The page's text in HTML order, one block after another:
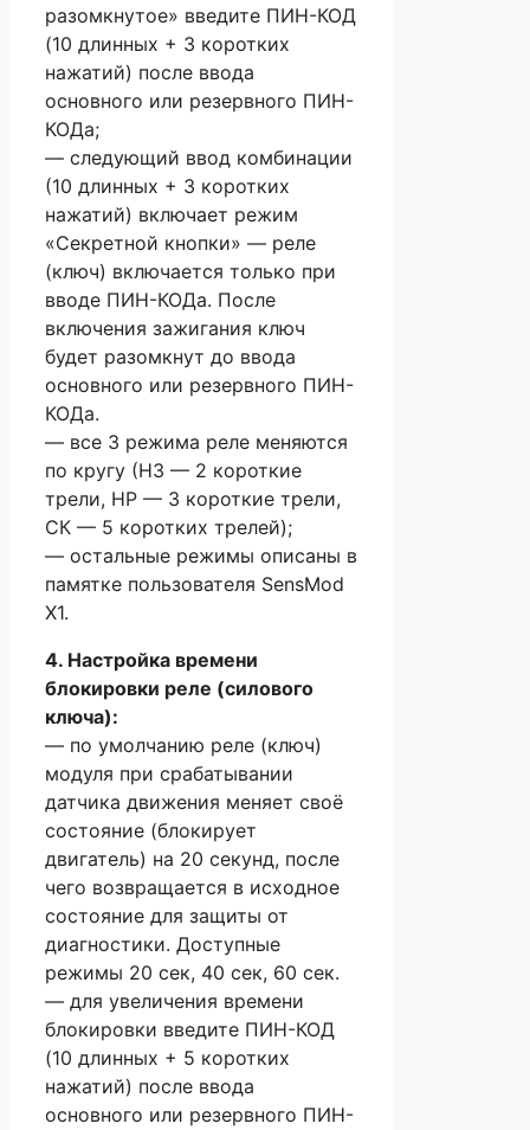
разомкнутое» введите ПИН-КОД
(10 длинных + 3 коротких
нажатий) после ввода
основного или резервного ПИН-
КОДа;
— следующий ввод комбинации
(10 длинных + 3 коротких
нажатий) включает режим
«Секретной кнопки» — реле
(ключ) включается только при
вводе ПИН-КОДа. После
включения зажигания ключ
будет разомкнут до ввода
основного или резервного ПИН-
КОДа.
— все 3 режима реле меняются
по кругу (НЗ — 2 короткие
трели, НР — 3 короткие трели,
СК — 5 коротких трелей);
— остальные режимы описаны в
памятке пользователя SensMod
X1.
4. Настройка времени
блокировки реле (силового
ключа):
— по умолчанию реле (ключ)
модуля при срабатывании
датчика движения меняет своё
состояние (блокирует
двигатель) на 20 секунд, после
чего возвращается в исходное
состояние для защиты от
диагностики. Доступные
режимы 20 сек, 40 сек, 60 сек.
— для увеличения времени
блокировки введите ПИН-КОД
(10 длинных + 5 коротких
нажатий) после ввода
основного или резервного ПИН-